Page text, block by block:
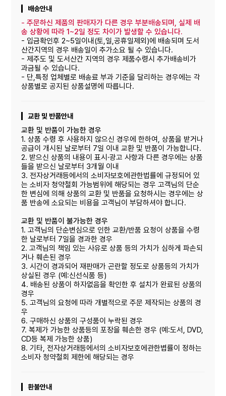
배송안내
-주문하신 제품의 판매자가 다른 경우 부분배송되며, 실제 배
송 상황에 따라 1~2일 정도 차이가 발생할 수 있습니다.
- 입금확인후 2~5일이내(토,일,공휴일제외)에 배송되며 도서
산간지역의 경우 배송일이 추가소요 될 수 있습니다.
- 제주도 및 도서산간 지역의 경우 제품수령시 추가배송비가
과금될 수 있습니다.
- 단,특정 업체별로 배송료 부과 기준을 달리하는 경우에는 각
상품별로 공지된 상품설명에 따릅니다.
교환 및 반품안내
교환 및 반품이 가능한 경우
1. 상품 수령 후 사용하지 않으신 경우에 한하여, 상품을 받거나
공급이 개시된 날로부터 7일 이내 교환 및 반품이 가능합니다.
2. 받으신 상품의 내용이 표시·광고 사항과 다른 경우에는 상품
들을 받으신 날로부터 3개월 이내
3. 전자상거래등에서의 소비자보호에관한법률에 규정되어 있
는 소비자 청약철회 가능범위에 해당되는 경우 고객님의 단순
한 변심에 의해 상품의 교환 및 반품을 요청하시는 경우에는 상
품 반송에 소요되는 비용을 고객님이 부담하셔야 합니다.
교환 및 반품이 불가능한 경우
1. 고객님의 단순변심으로 인한 교환/반품 요청이 상품을 수령
한 날로부터 7일을 경과한 경우
2. 고객님의 책임 있는 사유로 상품 등의 가치가 심하게 파손되
거나 훼손된 경우
3. 시간이 경과되어 재판매가 곤란할 정도로 상품등의 가치가
상실된 경우 (예:신선식품 등)
4. 배송된 상품이 하자없음을 확인한 후 설치가 완료된 상품의
경우
5. 고객님의 요청에 따라 개별적으로 주문 제작되는 상품의 경
우
6. 구매하신 상품의 구성품이 누락된 경우
7. 복제가 가능한 상품등의 포장을 훼손한 경우 (예:도서, DVD,
CD등 복제 가능한 상품)
8. 기타, 전자상거래등에서의 소비자보호에관한볍률이 정하는
소비자 청약철회 제한에 해당되는 경우
환불안내